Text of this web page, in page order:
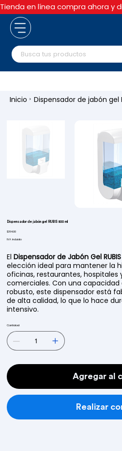
Tienda en línea compra ahora y
Inicio > Dispensador de jabón gel
Dispensador de jabón gel RUBIS 800 ml
Precio
$364.00
IVA incluido
ElDispensador de Jabón Gel
elección ideal para mantener la
oficinas, restaurantes, hospitales
comerciales. Con una capacidad
robusto, este dispensador está
de alta calidad, lo que lo hace
intensivo.
Cantidad
Agregar al
Realizar